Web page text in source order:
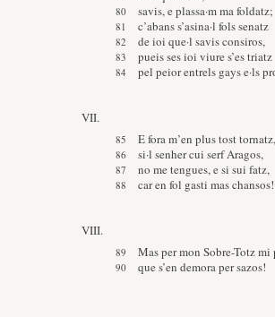
savis, e plassa·m ma foldatz;
c’abans s’asina·l fols senatz
de ioi que·l savis consiros,
pueis ses ioi viure s’es triatz
pel peior entrels gays e·ls
VII.
E fora m’en plus tost tornatz,
si·l senher cui serf Aragos,
no me tengues, e si sui fatz,
car en fol gasti mas chansos!
VIII.
Mas per mon Sobre-Totz mi
que s’en demora per sazos!